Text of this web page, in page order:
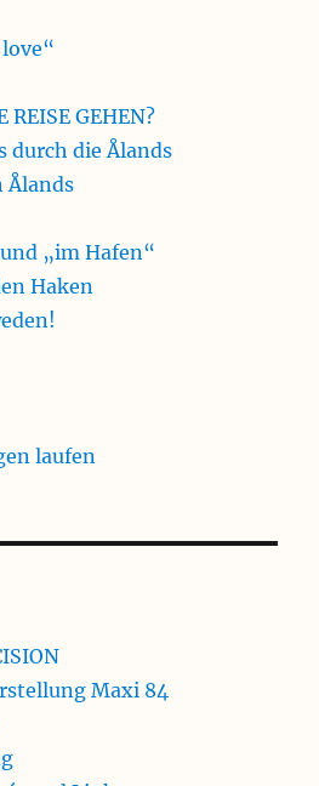
REISE GEHEN?
durch die Ålands
Ålands
„im Hafen“
Haken
laufen
Maxi 84